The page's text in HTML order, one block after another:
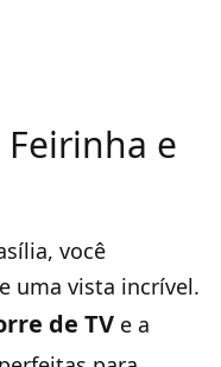
e
você
uma vista incrível.
de TV e a